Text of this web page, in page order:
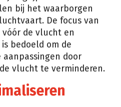
bij het waarborgen
De focus van
vóór de vlucht en
bedoeld om de
aanpassingen door
vlucht te verminderen.